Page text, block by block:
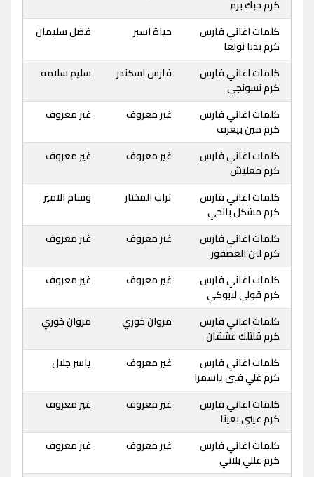
كرم حبك برم
كلمات اغاني فارس
كرم بدنا نولعا
حياة اسبر فضل سليمان
كلمات اغاني فارس
كرم نسونجي
فارس اسكندر سليم سلامه
كلمات اغاني فارس
كرم مين بيعرف
غير معروف غير معروف
كلمات اغاني فارس
كرم معليش
غير معروف غير معروف
كلمات اغاني فارس
كرم مشكل بالحي
تراب المختار وسام الامير
كلمات اغاني فارس
كرم لبن العصفور
غير معروف غير معروف
كلمات اغاني فارس
كرم قولي لابوكي
غير معروف غير معروف
كلمات اغاني فارس
كرم قلتلك عشقان
مروان خوري مروان خوري
كلمات اغاني فارس
كرم غلي فيي ياسمرا
غير معروف ياسر جلال
كلمات اغاني فارس
كرم عيني بعينا
غير معروف غير معروف
كلمات اغاني فارس
كرم عللي بلاني
غير معروف غير معروف